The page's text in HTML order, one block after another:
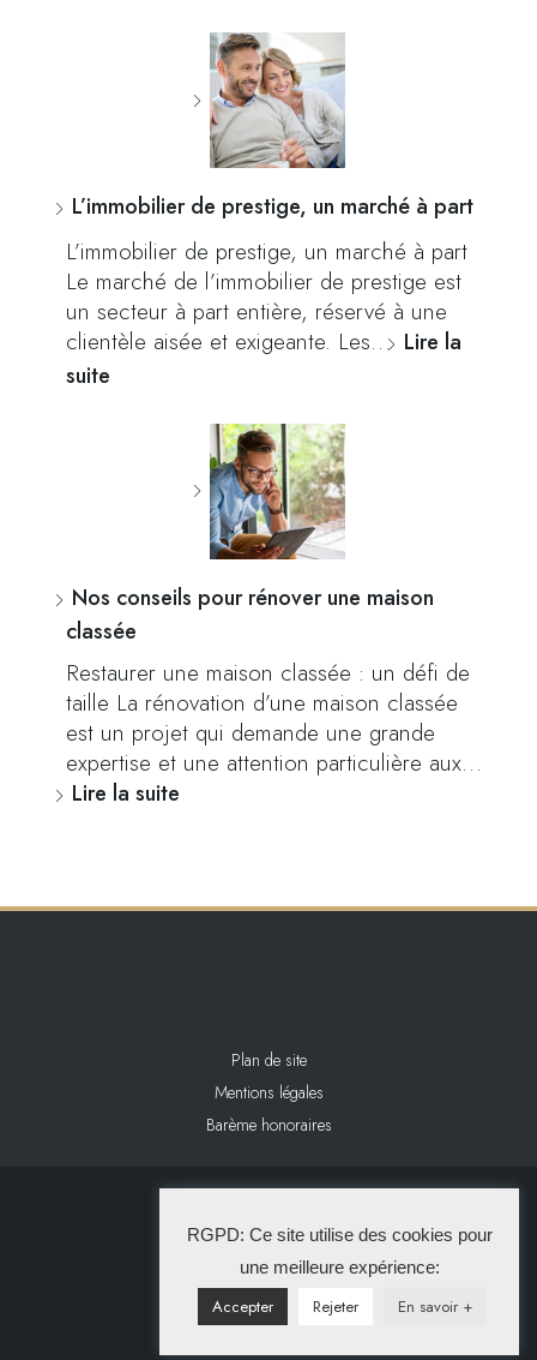
L’immobilier de prestige, un marché à part
L’immobilier de prestige, un marché à part
Le marché de l’immobilier de prestige est
un secteur à part entière, réservé à une
clientèle aisée et exigeante. Les… Lire la
suite
Nos conseils pour rénover une maison
classée
Restaurer une maison classée : un défi de
taille La rénovation d’une maison classée
est un projet qui demande une grande
expertise et une attention particulière aux…
Lire la suite
Plan de site
Mentions légales
Barème honoraires
La Solution Immo
RGPD: Ce site utilise des cookies pour
une meilleure expérience:
Accepter Rejeter En savoir +